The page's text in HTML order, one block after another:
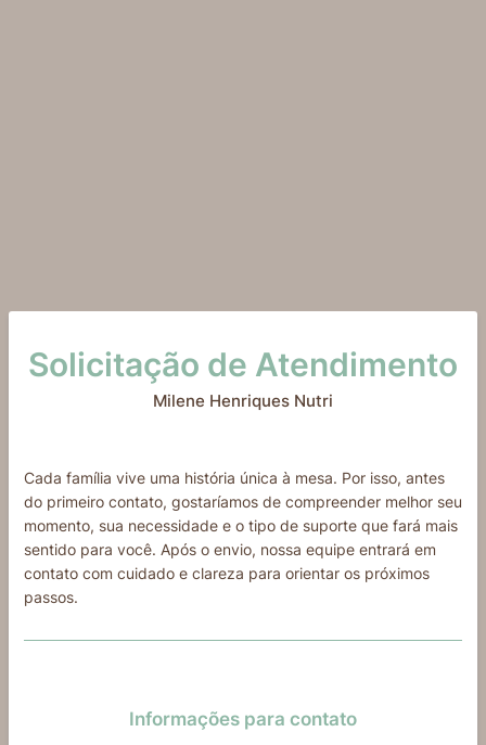
Solicitação de Atendimento
Milene Henriques Nutri
Cada família vive uma história única à mesa. Por isso, antes
do primeiro contato, gostaríamos de compreender melhor seu
momento, sua necessidade e o tipo de suporte que fará mais
sentido para você. Após o envio, nossa equipe entrará em
contato com cuidado e clareza para orientar os próximos
passos.
Informações para contato